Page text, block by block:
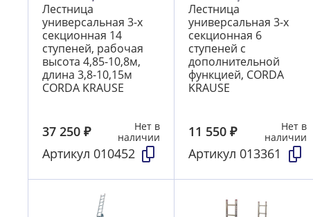
Лестница
универсальная 3-х
секционная 14
ступеней, рабочая
высота 4,85-10,8м,
длина 3,8-10,15м
CORDA KRAUSE
37 250 ₽
Нет в
наличии
Артикул 010452
Лестница
универсальная 3-х
секционная 6
ступеней с
дополнительной
функцией, CORDA
KRAUSE
11 550₽
Нет в
наличии
Артикул 013361